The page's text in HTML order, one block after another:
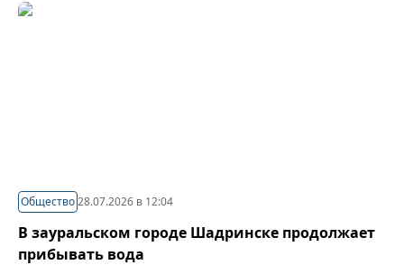
Общество28.07.2026 в 12:04
В зауральском городе Шадринске продолжает
прибывать вода